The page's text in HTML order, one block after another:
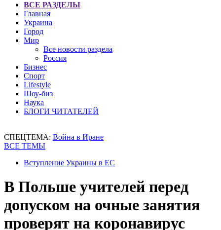
ВСЕ РАЗДЕЛЫ
Главная
Украина
Город
Мир
Все новости раздела
Россия
Бизнес
Спорт
Lifestyle
Шоу-биз
Наука
БЛОГИ ЧИТАТЕЛЕЙ
СПЕЦТЕМА: Война в Иране
ВСЕ ТЕМЫ
Вступление Украины в ЕС
В Польше учителей перед
допуском на очные занятия
проверят на коронавирус